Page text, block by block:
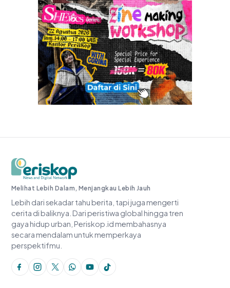
Periskop.id
Melihat Lebih Dalam, Menjangkau Lebih Jauh
Lebih dari sekadar tahu berita, tapi juga mengerti
cerita di baliknya. Dari peristiwa global hingga tren
gaya hidup urban, Periskop.id membahasnya
secara mendalam untuk memperkaya
perspektifmu.